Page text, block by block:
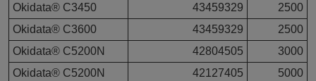
Okidata® C3450
43459329
2500
Okidata® C3600
43459329
2500
Okidata® C5200N
42804505
3000
Okidata® C5200N
42127405
5000